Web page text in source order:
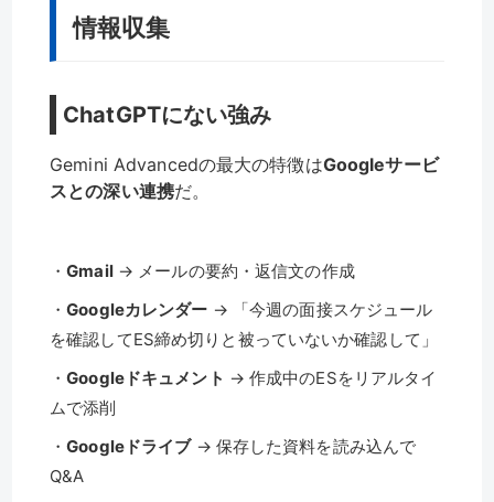
情報収集
ChatGPTにない強み
Gemini Advancedの最大の特徴はGoogleサービ
スとの深い連携だ。
・Gmail→ メールの要約・返信文の作成
・Googleカレンダー → 「今週の面接スケジュール
を確認してES締め切りと被っていないか確認して」
・Googleドキュメント → 作成中のESをリアルタイ
ムで添削
・Googleドライブ→ 保存した資料を読み込んで
Q&A